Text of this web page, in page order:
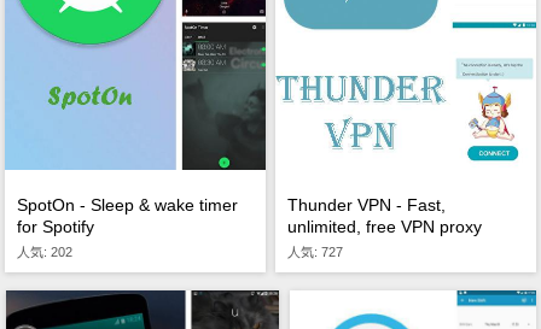
SpotOn - Sleep & wake timer
for Spotify
人気: 202
Thunder VPN - Fast,
unlimited, free VPN proxy
人気: 727